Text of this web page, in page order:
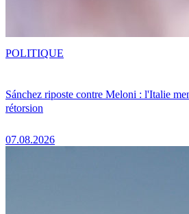
Sánchez riposte contre Meloni : l'Italie
rétorsion
07.08.2026
POLITIQUE